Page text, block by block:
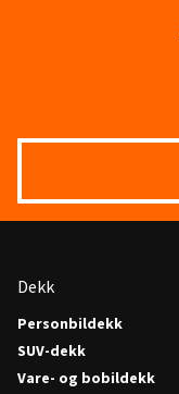
Dekk
Personbildekk
SUV-dekk
Vare- og bobildekk